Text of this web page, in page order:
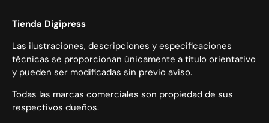
Tienda Digipress
Las ilustraciones, descripciones y especificaciones
técnicas se proporcionan únicamente a título orientativo
y pueden ser modificadas sin previo aviso.
Todas las marcas comerciales son propiedad de sus
respectivos dueños.